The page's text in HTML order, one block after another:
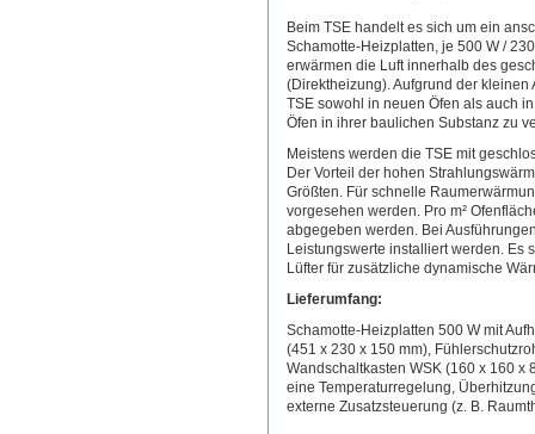
Beim TSE handelt es sich um ein
Schamotte-Heizplatten, je 500 W /
erwärmen die Luft innerhalb des
(Direktheizung). Aufgrund der
TSE sowohl in neuen Öfen als auch
Öfen in ihrer baulichen Substanz zu
Meistens werden die TSE mit
Der Vorteil der hohen
Größten. Für schnelle
vorgesehen werden. Pro m²
abgegeben werden. Bei
Leistungswerte installiert werden. Es
Lüfter für zusätzliche dynamische
Lieferumfang:
Schamotte-Heizplatten 500 W mit
(451 x 230 x 150 mm),
Wandschaltkasten WSK (160 x 160 x
eine Temperaturregelung,
externe Zusatzsteuerung (z. B.